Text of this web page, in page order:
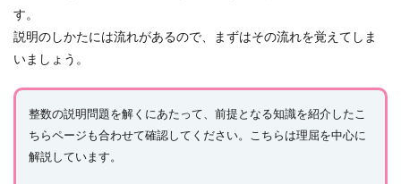
す。
説明のしかたには流れがあるので、まずはその流れを覚えてしま
いましょう。
整数の説明問題を解くにあたって、前提となる知識を紹介したこ
ちらページも合わせて確認してください。こちらは理屈を中心に
解説しています。